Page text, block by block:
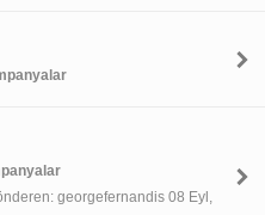
georgefernandis 08 Eyl,